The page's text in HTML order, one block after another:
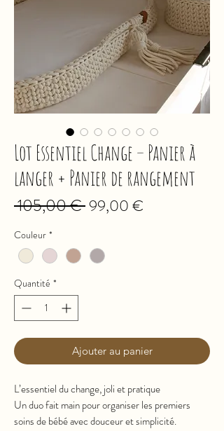
Lot Essentiel Change – Panier à
langer + Panier de rangement
105,00 € Prix
99,00 €
Couleur *
Quantité *
Ajouter au panier
L’essentiel du change, joli et pratique
Un duo fait main pour organiser les premiers
soins de bébé avec douceur et simplicité.